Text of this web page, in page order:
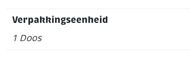
Verpakkingseenheid
1 Doos